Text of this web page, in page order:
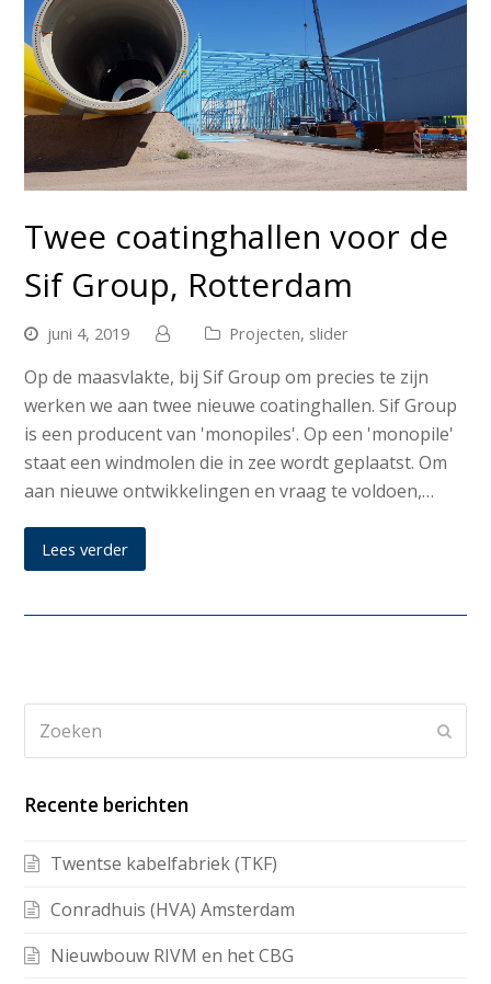
Twee coatinghallen voor de
Sif Group, Rotterdam
juni 4, 2019 Projecten, slider
Op de maasvlakte, bij Sif Group om precies te zijn
werken we aan twee nieuwe coatinghallen. Sif Group
is een producent van 'monopiles'. Op een 'monopile'
staat een windmolen die in zee wordt geplaatst. Om
aan nieuwe ontwikkelingen en vraag te voldoen,…
Lees verder
Recente berichten
Twentse kabelfabriek (TKF)
Conradhuis (HVA) Amsterdam
Nieuwbouw RIVM en het CBG